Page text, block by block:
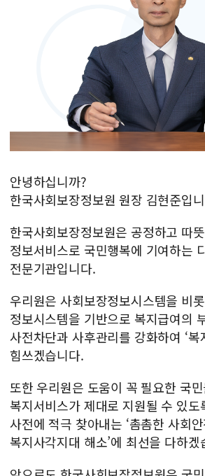
안녕하십니까?
한국사회보장정보원 원장 김현준입
한국사회보장정보원은 공정하고 따
정보서비스로 국민행복에 기여하는
전문기관입니다.
우리원은 사회보장정보시스템을 비
정보시스템을 기반으로 복지급여의
사전차단과 사후관리를 강화하여 ‘
힘쓰겠습니다.
또한 우리원은 도움이 꼭 필요한 국
복지서비스가 제대로지원될 수 있도
사전에 적극 찾아내는 ‘촘촘한 사회
복지사각지대 해소’에 최선을 다하겠